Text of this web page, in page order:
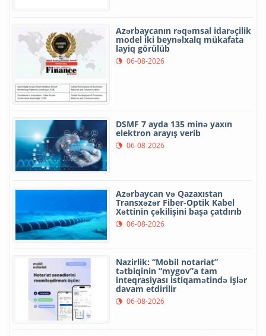
Azərbaycanın rəqəmsal idarəçilik
model iki beynəlxalq mükafata
layiq görülüb
06-08-2026
DSMF 7 ayda 135 minə yaxın
elektron arayış verib
06-08-2026
Azərbaycan və Qazaxıstan
Transxəzər Fiber-Optik Kabel
Xəttinin çəkilişini başa çatdırıb
06-08-2026
Nazirlik: “Mobil notariat”
tətbiqinin “mygov”a tam
inteqrasiyası istiqamətində işlər
davam etdirilir
06-08-2026